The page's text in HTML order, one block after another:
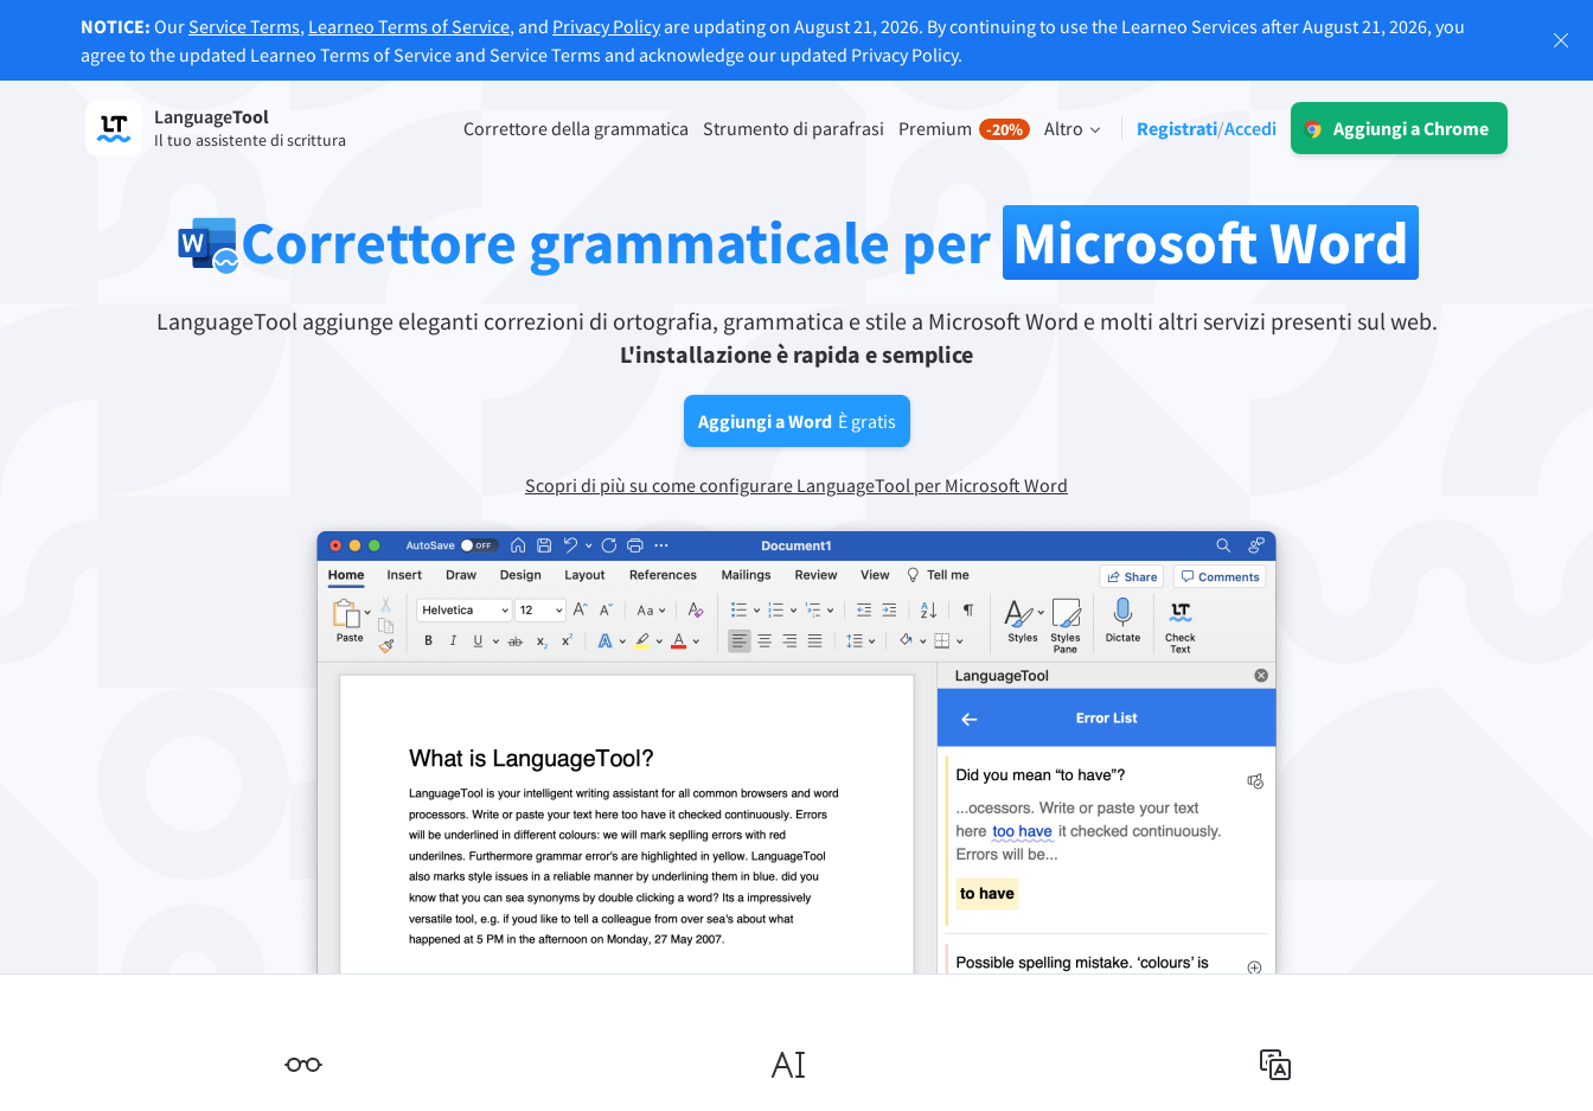
NOTICE: OurService Terms, Learneo Terms of Service, and Privacy Policyare updating on August 21, 2026. By continuing to use the Learneo Services after August 21, 2026, you
agree to the updated Learneo Terms of Service and Service Terms and acknowledge our updated Privacy Policy.
LanguageTool
Il tuo assistente di scrittura
Correttore della grammatica Strumento di parafrasi Premium -20% Altro Registrati/Accedi
Aggiungi a Chrome
tuoi testi e ti aiuta a trovare il tono
corretto.
e molto altro.
Sblocca tutte le funzionalità
GDPR per assicurarti una
comunicazione priva di errori e una
voce del brand omogenea.
Controlla gli errori di grammatica dei tuoi testi e ti aiuta a trovare il tono corretto.
Estensioni per email
Apple Mail
Thunderbird
Plugin per Office
Word
Apple Pages
LibreOffice
Windows
Opportunità di lavoroAiuto Termini e condizioni
Accedi
Correttore grammaticale per Microsoft Word
LanguageTool aggiunge eleganti correzioni di ortografia, grammatica e stile a Microsoft Word e molti altri servizi presenti sul web.
L'installazione è rapida e semplice
Aggiungi a Word È gratis
Scopri di più su come configurare LanguageTool per Microsoft Word